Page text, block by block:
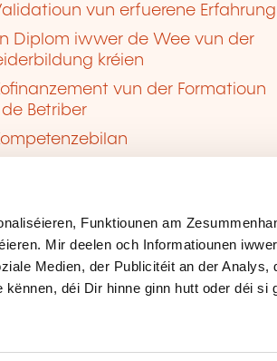
Funktiounen am
Mir deelen och Informatiounen
Medien, der Publicitéit an der Analys,
déi Dir hinne ginn hutt oder déi si
vun erfuerene Erfahrung
Diplom iwwer de Wee vun der
kréien
vun der Formatioun
Betriber